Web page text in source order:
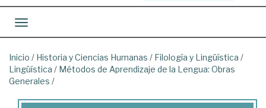
Toggle navigation
Inicio / Historia y Ciencias Humanas / Filología y Lingüística /
Lingüística / Métodos de Aprendizaje de la Lengua: Obras
Generales /